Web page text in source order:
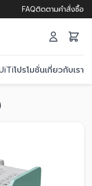
FAQติดตามคำสั่งซื้อ
โปรโมชั่นเกี่ยวกับเรา